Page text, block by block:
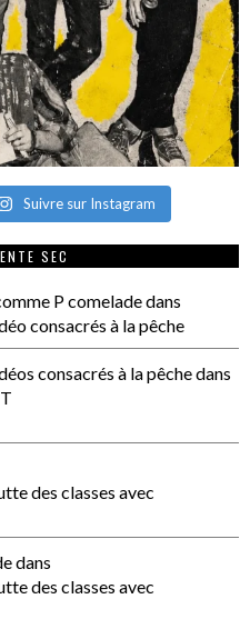
Suivre sur Instagram
SEC
P comeladedans
consacrés à la pêche
consacrés à la pêchedans
des classes avec
dans
des classes avec